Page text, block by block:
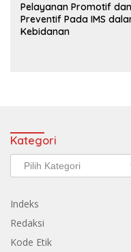
Pelayanan Promotif dan
Preventif Pada IMS
Kebidanan
Kategori
Kategori
Indeks
Redaksi
Kode Etik